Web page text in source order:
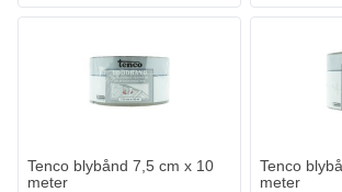
Tenco blybånd 7,5 cm x 10
meter
Tenco
meter